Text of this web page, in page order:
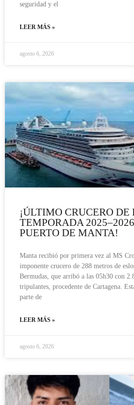
seguridad y el
LEER MÁS »
agosto 6, 2026
¡ÚLTIMO CRUCERO DE
TEMPORADA
PUERTO DE MANTA!
Manta recibió por primera vez al MS
imponente crucero de 288 metros de
Bermudas, que arribó a las 05h30 con
tripulantes, procedente de Cartagena.
parte de
LEER MÁS »
agosto 6, 2026